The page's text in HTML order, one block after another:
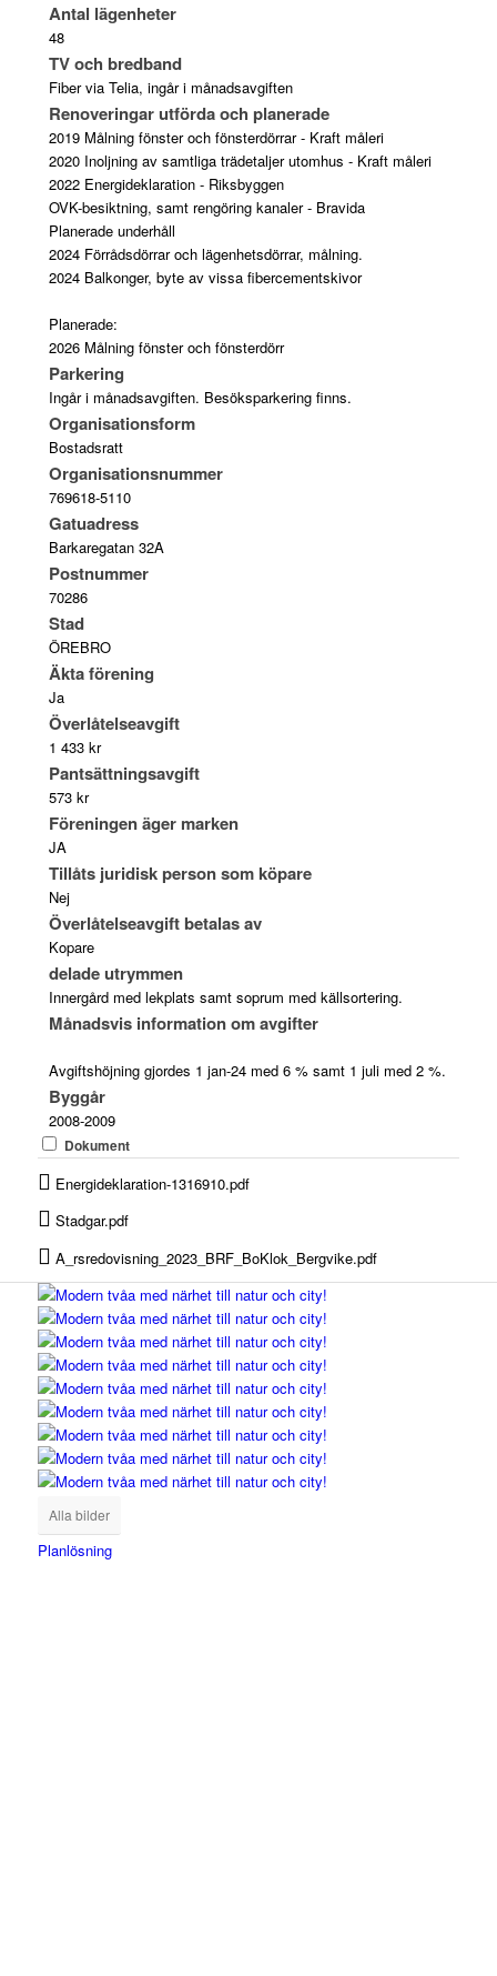
Antal lägenheter
48
TV och bredband
Fiber via Telia, ingår i månadsavgiften
Renoveringar utförda och planerade
2019 Målning fönster och fönsterdörrar - Kraft måleri
2020 Inoljning av samtliga trädetaljer utomhus - Kraft måleri
2022 Energideklaration - Riksbyggen
OVK-besiktning, samt rengöring kanaler - Bravida
Planerade underhåll
2024 Förrådsdörrar och lägenhetsdörrar, målning.
2024 Balkonger, byte av vissa fibercementskivor
Planerade:
2026 Målning fönster och fönsterdörr
Parkering
Ingår i månadsavgiften. Besöksparkering finns.
Organisationsform
Bostadsratt
Organisationsnummer
769618-5110
Gatuadress
Barkaregatan 32A
Postnummer
70286
Stad
ÖREBRO
Äkta förening
Ja
Överlåtelseavgift
1 433 kr
Pantsättningsavgift
573 kr
Föreningen äger marken
JA
Tillåts juridisk person som köpare
Nej
Överlåtelseavgift betalas av
Kopare
delade utrymmen
Innergård med lekplats samt soprum med källsortering.
Månadsvis information om avgifter
Avgiftshöjning gjordes 1 jan-24 med 6 % samt 1 juli med 2 %.
Byggår
2008-2009
Dokument
Energideklaration-1316910.pdf
Stadgar.pdf
A_rsredovisning_2023_BRF_BoKlok_Bergvike.pdf
Alla bilder
Planlösning